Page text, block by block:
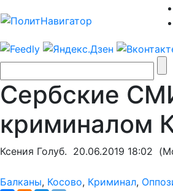
Сербские
криминалом
Ксения Голуб. 20.06.2019 18:02
Балканы, Косово, Криминал,